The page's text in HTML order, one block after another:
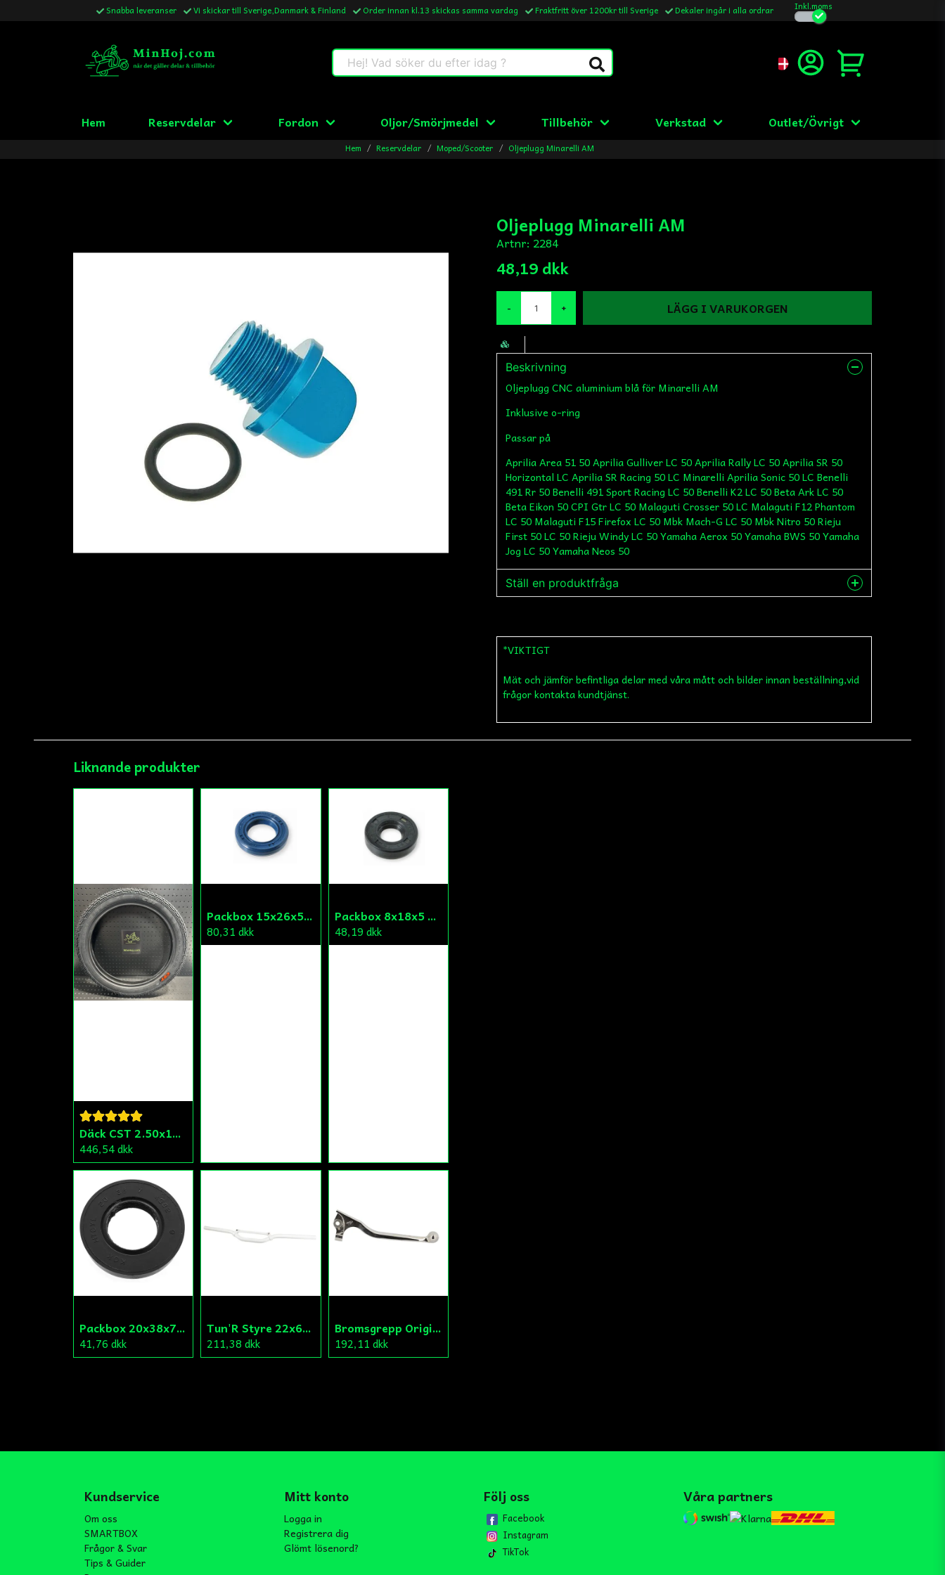
Snabba leveranser Vi skickar till Sverige,Danmark & Finland Order innan kl.13 skickas samma vardag Fraktfritt över 1200kr till Sverige Dekaler ingår i alla ordrar Inkl.moms
Hej! Vad söker du efter idag ?
Hem Reservdelar Fordon Oljor/Smörjmedel Tillbehör Verkstad Outlet/Övrigt
Hem Reservdelar Moped/Scooter Oljeplugg Minarelli AM
Oljeplugg Minarelli AM
Artnr: 2284
48,19 dkk
- + LÄGG I VARUKORGEN
Beskrivning
Oljeplugg CNC aluminium blå för Minarelli AM
Inklusive o-ring
Passar på
Aprilia Area 51 50 Aprilia Gulliver LC 50 Aprilia Rally LC 50 Aprilia SR 50
Horizontal LC Aprilia SR Racing 50 LC Minarelli Aprilia Sonic 50 LC Benelli
491 Rr 50 Benelli 491 Sport Racing LC 50 Benelli K2 LC 50 Beta Ark LC 50
Beta Eikon 50 CPI Gtr LC 50 Malaguti Crosser 50 LC Malaguti F12 Phantom
LC 50 Malaguti F15 Firefox LC 50 Mbk Mach-G LC 50 Mbk Nitro 50 Rieju
First 50 LC 50 Rieju Windy LC 50 Yamaha Aerox 50 Yamaha BWS 50 Yamaha
Jog LC 50 Yamaha Neos 50
Ställ en produktfråga
name
Namn email
*VIKTIGT
Mät och jämför befintliga delar med våra mått och bilder innan beställning,vid
frågor kontakta kundtjänst.
Liknande produkter
Däck CST 2.50x15 (20x250) Compact/Scoper/Mamba/Flakmoped
446,54 dkk
Packbox 15x26x5 Kick Aprilia/Derbi/Gilera (original)
80,31 dkk
Packbox 8x18x5 Vattenpump Aprilia/Derbi/Gilera (original)
48,19 dkk
Packbox 20x38x7 Vevparti Derbi (original)
41,76 dkk
Tun'R Styre 22x630mm Vit
211,38 dkk
Bromsgrepp Original Hö Peugeot Ludix/Speedfight/Vivacity
192,11 dkk
Kundservice
Om oss
SMARTBOX
Frågor & Svar
Tips & Guider
Mitt konto
Logga in
Registrera dig
Glömt lösenord?
Följ oss
Facebook
Instagram
TikTok
Våra partners